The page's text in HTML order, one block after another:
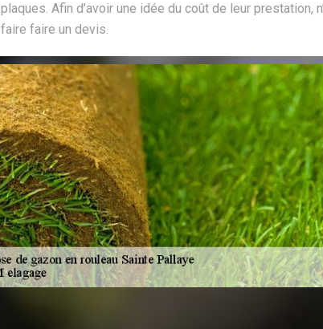
plaques. Afin d’avoir une idée du coût de leur prestation,
faire faire un devis.